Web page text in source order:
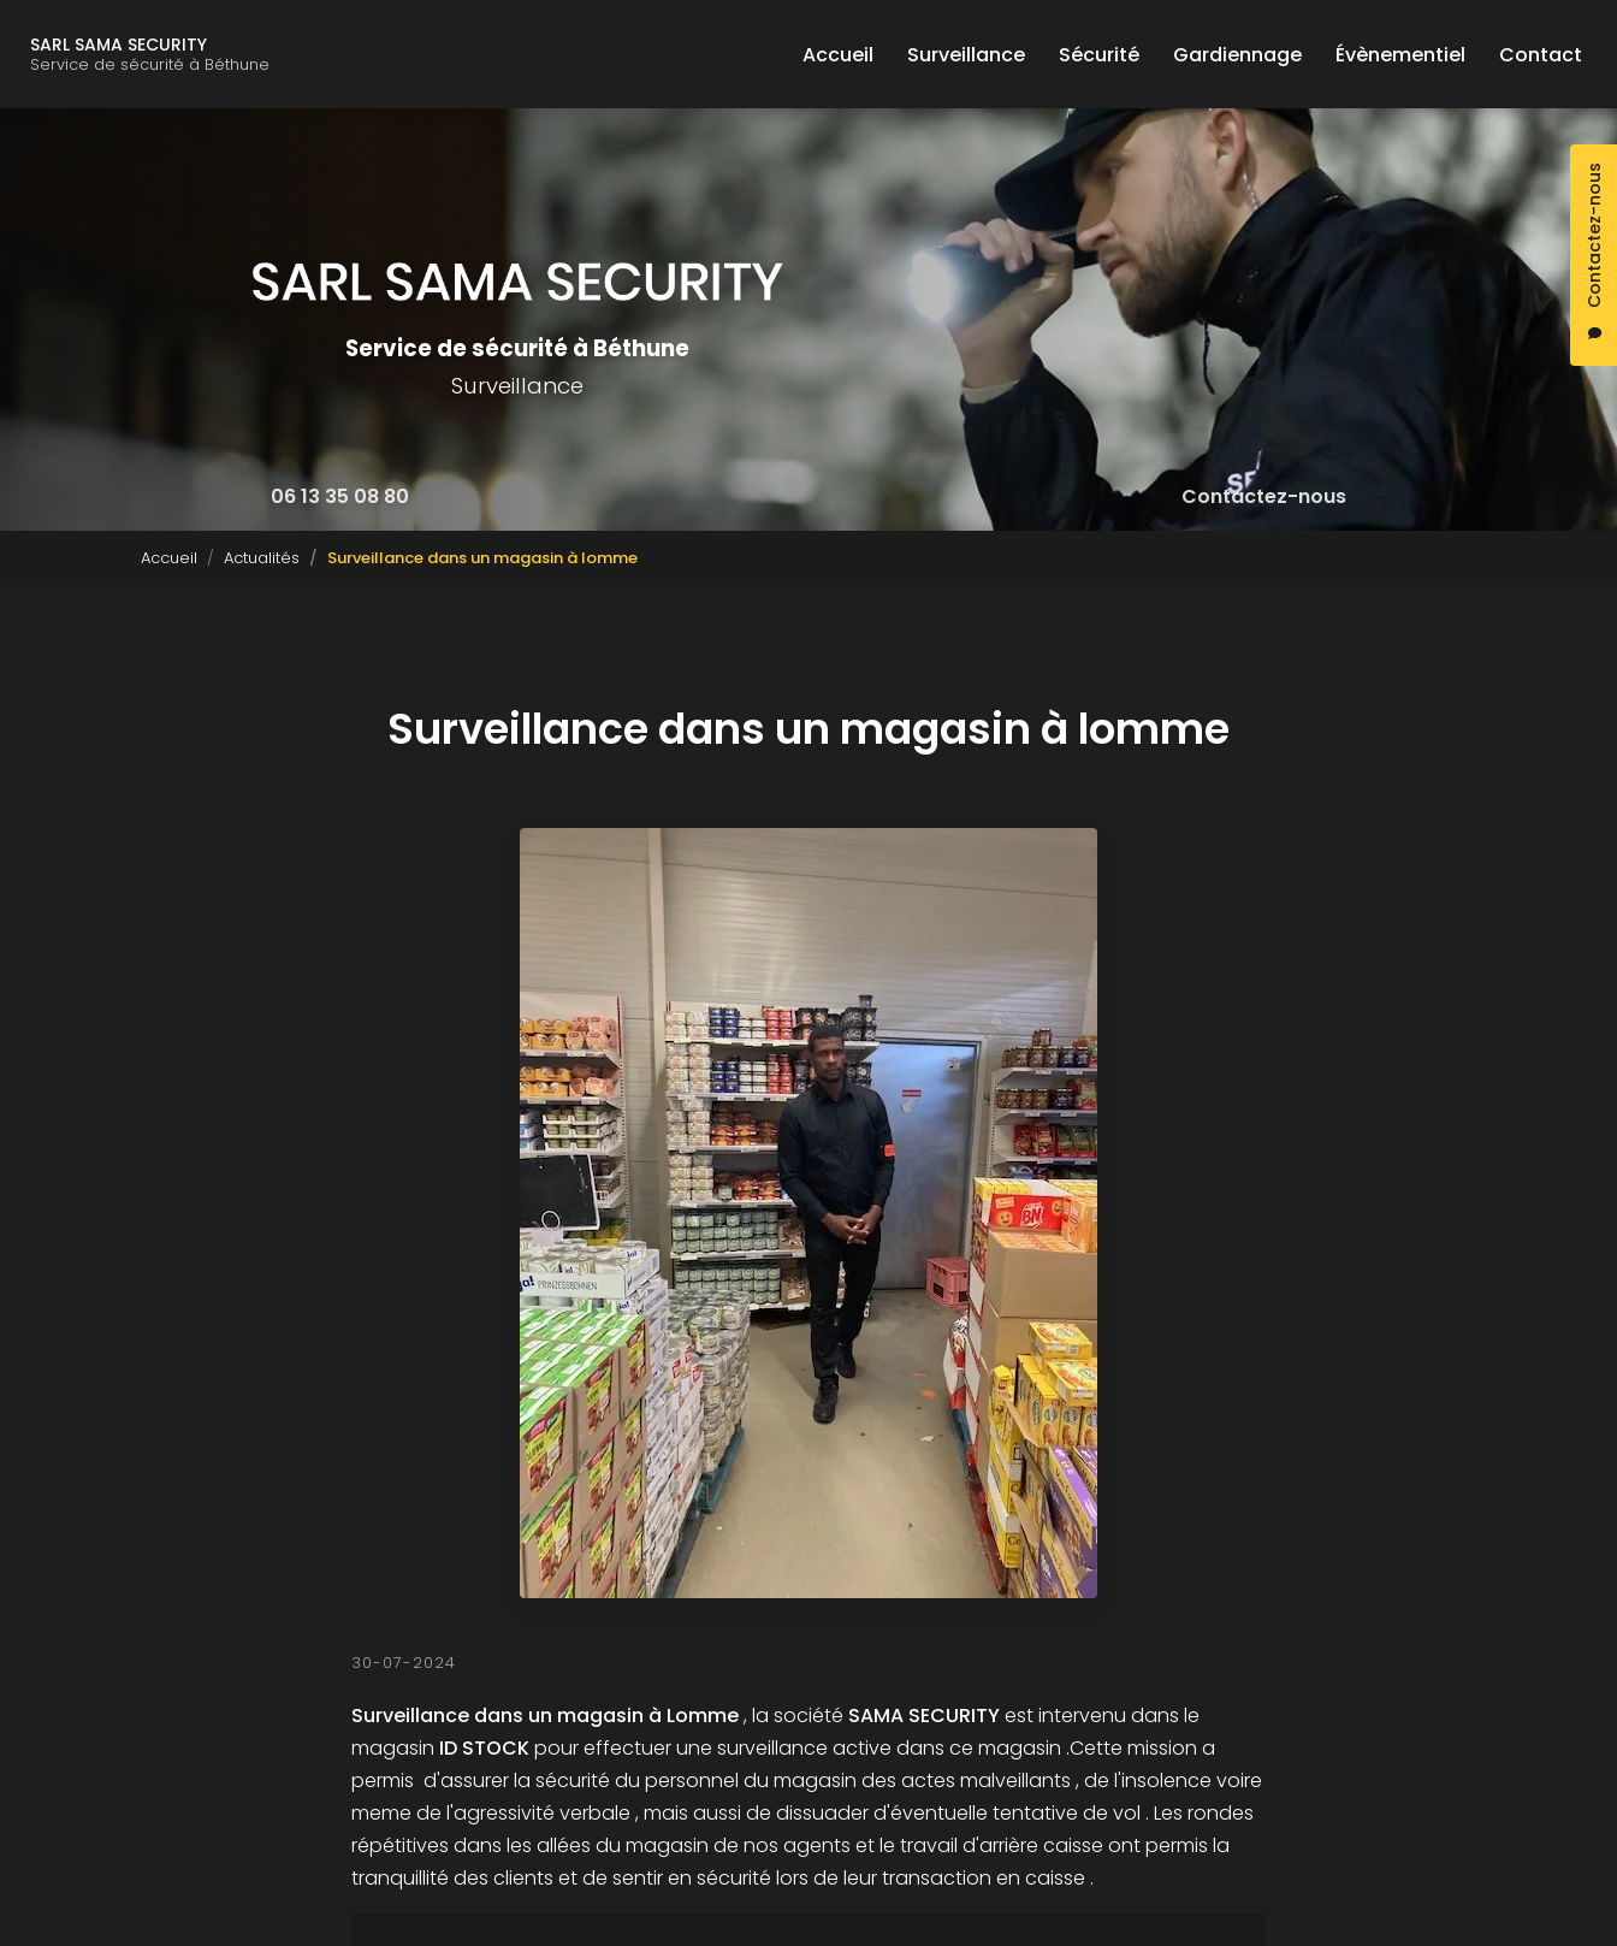
SARL SAMA SECURITY
Service de sécurité à Béthune
Contactez-nous
Accueil
Surveillance Sécurité Gardiennage Évènementiel Contact
Service de sécurité à Béthune
Surveillance
06 13 35 08 80 Contactez-nous
Accueil Actualités Surveillance dans un magasin à lomme
Surveillance dans un magasin à lomme
30-07-2024
Surveillance dans un magasin à Lomme, la société SAMA SECURITYest intervenu dans le
magasin ID STOCKpour effectuer une surveillance active dans ce magasin .Cette mission a
permis d'assurer la sécurité du personnel du magasin des actes malveillants , de l'insolence voire
meme de l'agressivité verbale , mais aussi de dissuader d'éventuelle tentative de vol . Les rondes
répétitives dans les allées du magasin de nos agents et le travail d'arrière caisse ont permis la
tranquillité des clients et de sentir en sécurité lors de leur transaction en caisse .